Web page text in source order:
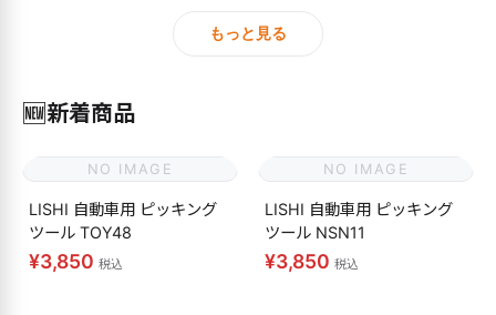
もっと見る
🆕新着商品
NO IMAGE
LISHI 自動車用 ピッキング
ツール TOY48
¥3,850 税込
NO IMAGE
LISHI 自動車用 ピッキング
ツール NSN11
¥3,850 税込